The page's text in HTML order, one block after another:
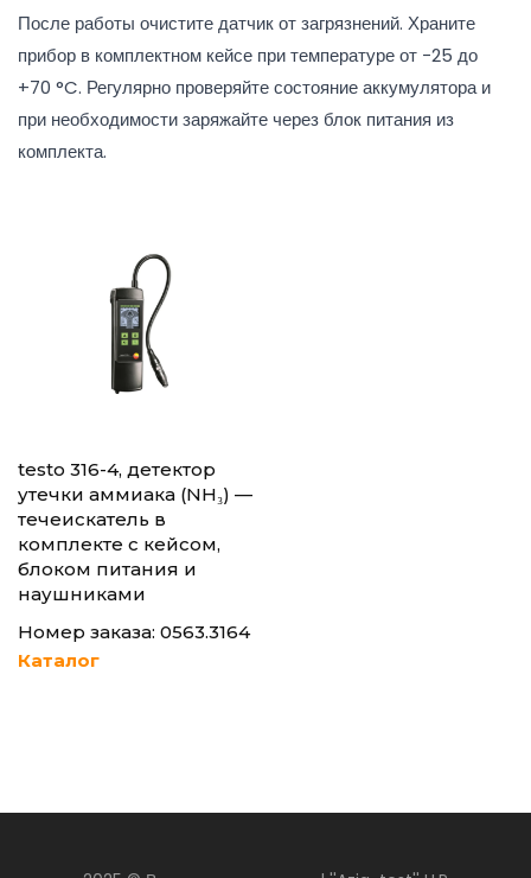
После работы очистите датчик от загрязнений. Храните
прибор в комплектном кейсе при температуре от −25 до
+70 °C. Регулярно проверяйте состояние аккумулятора и
при необходимости заряжайте через блок питания из
комплекта.
testo 316-4, детектор
утечки аммиака (NH₃) —
течеискатель в
комплекте с кейсом,
блоком питания и
наушниками
Номер заказа: 0563.3164
Каталог